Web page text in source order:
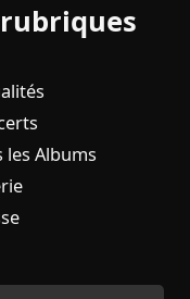
les Albums